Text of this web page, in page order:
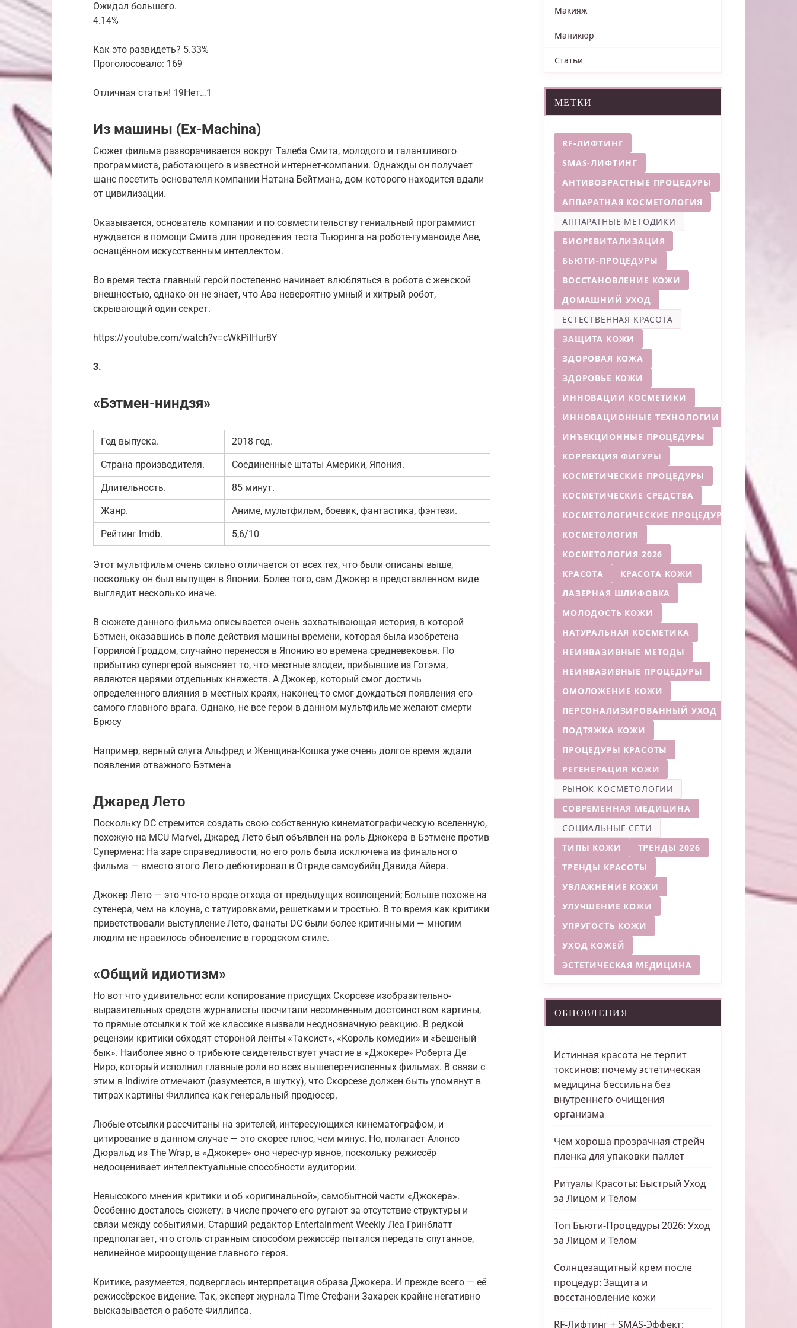
Ожидал большего.
4.14%
Как это развидеть? 5.33%
Проголосовало: 169
Отличная статья! 19Нет…1
Из машины (Ex-Machina)
Сюжет фильма разворачивается вокруг Талеба Смита, молодого и талантливого
программиста, работающего в известной интернет-компании. Однажды он получает
шанс посетить основателя компании Натана Бейтмана, дом которого находится вдали
от цивилизации.
Оказывается, основатель компании и по совместительству гениальный программист
нуждается в помощи Смита для проведения теста Тьюринга на роботе-гуманоиде Аве,
оснащённом искусственным интеллектом.
Во время теста главный герой постепенно начинает влюбляться в робота с женской
внешностью, однако он не знает, что Ава невероятно умный и хитрый робот,
скрывающий один секрет.
https://youtube.com/watch?v=cWkPiIHur8Y
3.
«Бэтмен-ниндзя»
Год выпуска. 2018 год.
Страна производителя. Соединенные штаты Америки, Япония.
Длительность. 85 минут.
Жанр. Аниме, мультфильм, боевик, фантастика, фэнтези.
Рейтинг Imdb. 5,6/10
Этот мультфильм очень сильно отличается от всех тех, что были описаны выше,
поскольку он был выпущен в Японии. Более того, сам Джокер в представленном виде
выглядит несколько иначе.
В сюжете данного фильма описывается очень захватывающая история, в которой
Бэтмен, оказавшись в поле действия машины времени, которая была изобретена
Горрилой Гроддом, случайно перенесся в Японию во времена средневековья. По
прибытию супергерой выясняет то, что местные злодеи, прибывшие из Готэма,
являются царями отдельных княжеств. А Джокер, который смог достичь
определенного влияния в местных краях, наконец-то смог дождаться появления его
самого главного врага. Однако, не все герои в данном мультфильме желают смерти
Брюсу
Например, верный слуга Альфред и Женщина-Кошка уже очень долгое время ждали
появления отважного Бэтмена
Джаред Лето
Поскольку DC стремится создать свою собственную кинематографическую вселенную,
похожую на MCU Marvel, Джаред Лето был объявлен на роль Джокера в Бэтмене против
Супермена: На заре справедливости, но его роль была исключена из финального
фильма — вместо этого Лето дебютировал в Отряде самоубийц Дэвида Айера.
Джокер Лето — это что-то вроде отхода от предыдущих воплощений; Больше похоже на
сутенера, чем на клоуна, с татуировками, решетками и тростью. В то время как критики
приветствовали выступление Лето, фанаты DC были более критичными — многим
людям не нравилось обновление в городском стиле.
«Общий идиотизм»
Но вот что удивительно: если копирование присущих Скорсезе изобразительно-
выразительных средств журналисты посчитали несомненным достоинством картины,
то прямые отсылки к той же классике вызвали неоднозначную реакцию. В редкой
рецензии критики обходят стороной ленты «Таксист», «Король комедии» и «Бешеный
бык». Наиболее явно о трибьюте свидетельствует участие в «Джокере» Роберта Де
Ниро, который исполнил главные роли во всех вышеперечисленных фильмах. В связи с
этим в Indiwire отмечают (разумеется, в шутку), что Скорсезе должен быть упомянут в
титрах картины Филлипса как генеральный продюсер.
Любые отсылки рассчитаны на зрителей, интересующихся кинематографом, и
цитирование в данном случае — это скорее плюс, чем минус. Но, полагает Алонсо
Дюральд из The Wrap, в «Джокере» оно чересчур явное, поскольку режиссёр
недооценивает интеллектуальные способности аудитории.
Невысокого мнения критики и об «оригинальной», самобытной части «Джокера».
Особенно досталось сюжету: в числе прочего его ругают за отсутствие структуры и
связи между событиями. Старший редактор Entertainment Weekly Леа Гринблатт
предполагает, что столь странным способом режиссёр пытался передать спутанное,
нелинейное мироощущение главного героя.
Критике, разумеется, подверглась интерпретация образа Джокера. И прежде всего — её
режиссёрское видение. Так, эксперт журнала Time Стефани Захарек крайне негативно
высказывается о работе Филлипса.
Макияж
Маникюр
Статьи
МЕТКИ
RF-ЛИФТИНГ
SMAS-ЛИФТИНГ
АНТИВОЗРАСТНЫЕ ПРОЦЕДУРЫ
АППАРАТНАЯ КОСМЕТОЛОГИЯ
АППАРАТНЫЕ МЕТОДИКИ
БИОРЕВИТАЛИЗАЦИЯ
БЬЮТИ-ПРОЦЕДУРЫ
ВОССТАНОВЛЕНИЕ КОЖИ
ДОМАШНИЙ УХОД
ЕСТЕСТВЕННАЯ КРАСОТА
ЗАЩИТА КОЖИ
ЗДОРОВАЯ КОЖА
ЗДОРОВЬЕ КОЖИ
ИННОВАЦИИ КОСМЕТИКИ
ИННОВАЦИОННЫЕ ТЕХНОЛОГИИ
ИНЪЕКЦИОННЫЕ ПРОЦЕДУРЫ
КОРРЕКЦИЯ ФИГУРЫ
КОСМЕТИЧЕСКИЕ ПРОЦЕДУРЫ
КОСМЕТИЧЕСКИЕ СРЕДСТВА
КОСМЕТОЛОГИЧЕСКИЕ ПРОЦЕДУРЫ
КОСМЕТОЛОГИЯ
КОСМЕТОЛОГИЯ 2026
КРАСОТА
КРАСОТА КОЖИ
ЛАЗЕРНАЯ ШЛИФОВКА
МОЛОДОСТЬ КОЖИ
НАТУРАЛЬНАЯ КОСМЕТИКА
НЕИНВАЗИВНЫЕ МЕТОДЫ
НЕИНВАЗИВНЫЕ ПРОЦЕДУРЫ
ОМОЛОЖЕНИЕ КОЖИ
ПЕРСОНАЛИЗИРОВАННЫЙ УХОД
ПОДТЯЖКА КОЖИ
ПРОЦЕДУРЫ КРАСОТЫ
РЕГЕНЕРАЦИЯ КОЖИ
РЫНОК КОСМЕТОЛОГИИ
СОВРЕМЕННАЯ МЕДИЦИНА
СОЦИАЛЬНЫЕ СЕТИ
ТИПЫ КОЖИ
ТРЕНДЫ 2026
ТРЕНДЫ КРАСОТЫ
УВЛАЖНЕНИЕ КОЖИ
УЛУЧШЕНИЕ КОЖИ
УПРУГОСТЬ КОЖИ
УХОД КОЖЕЙ
ЭСТЕТИЧЕСКАЯ МЕДИЦИНА
ОБНОВЛЕНИЯ
Истинная красота не терпит
токсинов: почему эстетическая
медицина бессильна без
внутреннего очищения
организма
Чем хороша прозрачная стрейч
пленка для упаковки паллет
Ритуалы Красоты: Быстрый Уход
за Лицом и Телом
Топ Бьюти-Процедуры 2026: Уход
за Лицом и Телом
Солнцезащитный крем после
процедур: Защита и
восстановление кожи
RF-Лифтинг + SMAS-Эффект: